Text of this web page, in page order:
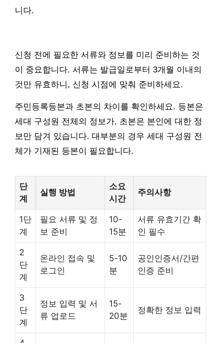
니다.
신청 전에 필요한 서류와 정보를 미리 준비하는 것
이 중요합니다. 서류는 발급일로부터 3개월 이내의
것만 유효하니, 신청 시점에 맞춰 준비하세요.
주민등록등본과 초본의 차이를 확인하세요. 등본은
세대 구성원 전체의 정보가, 초본은 본인에 대한 정
보만 담겨 있습니다. 대부분의 경우 세대 구성원 전
체가 기재된 등본이 필요합니다.
단
계
실행 방법
소요
시간
주의사항
1단
계
필요 서류 및 정
보 준비
10-
15분
서류 유효기간 확
인 필수
2
단
계
온라인 접속 및
로그인
5-10
분
공인인증서/간편
인증 준비
3
단
계
정보 입력 및 서
류 업로드
15-
20분
정확한 정보 입력